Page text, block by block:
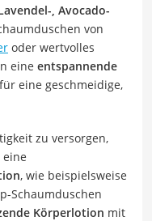
, Avocado-
von
oder wertvolles
eine entspannende
eine geschmeidige,
zu versorgen,
, wie beispielsweise
Schaumduschen
Körperlotion mit